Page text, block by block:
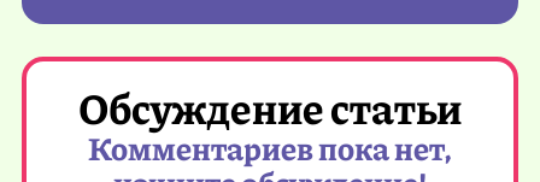
Обсуждение статьи
Комментариев пока нет,